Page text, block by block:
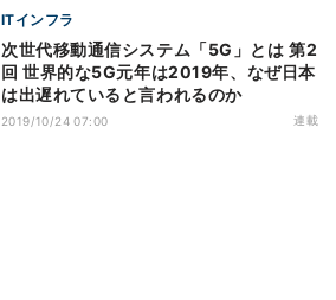
ITインフラ
次世代移動通信システム「5G」とは 第2
回 世界的な5G元年は2019年、なぜ日本
は出遅れていると言われるのか
2019/10/24 07:00 連載